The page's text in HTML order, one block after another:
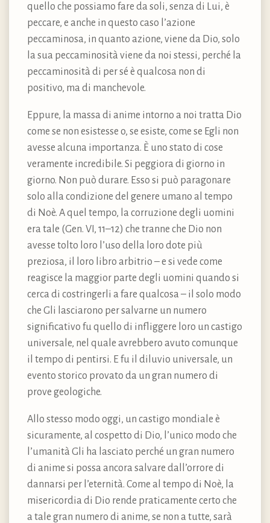
quello che possiamo fare da soli, senza di Lui, è
peccare, e anche in questo caso l’azione
peccaminosa, in quanto azione, viene da Dio, solo
la sua peccaminosità viene da noi stessi, perché la
peccaminosità di per sé è qualcosa non di
positivo, ma di manchevole.
Eppure, la massa di anime intorno a noi tratta Dio
come se non esistesse o, se esiste, come se Egli non
avesse alcuna importanza. È uno stato di cose
veramente incredibile. Si peggiora di giorno in
giorno. Non può durare. Esso si può paragonare
solo alla condizione del genere umano al tempo
di Noè. A quel tempo, la corruzione degli uomini
era tale (Gen. VI, 11–12) che tranne che Dio non
avesse tolto loro l’uso della loro dote più
preziosa, il loro libro arbitrio – e si vede come
reagisce la maggior parte degli uomini quando si
cerca di costringerli a fare qualcosa – il solo modo
che Gli lasciarono per salvarne un numero
significativo fu quello di infliggere loro un castigo
universale, nel quale avrebbero avuto comunque
il tempo di pentirsi. E fu il diluvio universale, un
evento storico provato da un gran numero di
prove geologiche.
Allo stesso modo oggi, un castigo mondiale è
sicuramente, al cospetto di Dio, l’unico modo che
l’umanità Gli ha lasciato perché un gran numero
di anime si possa ancora salvare dall’orrore di
dannarsi per l’eternità. Come al tempo di Noè, la
misericordia di Dio rende praticamente certo che
a tale gran numero di anime, se non a tutte, sarà